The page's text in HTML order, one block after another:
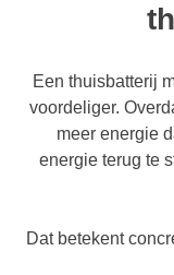
Een thuisbatterij
voordeliger.
meer energie
energie terug te
Dat betekent